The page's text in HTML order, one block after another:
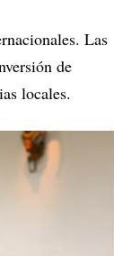
Las
de
locales.